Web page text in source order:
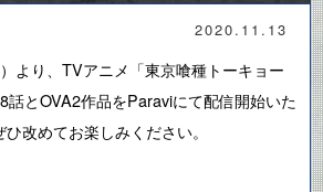
2020.11.13
より、TVアニメ「東京喰種トーキョー
話とOVA2作品をParaviにて配信開始いた
改めてお楽しみください。